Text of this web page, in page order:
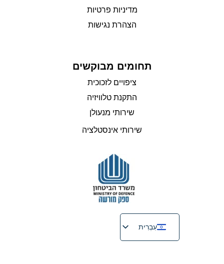
מדיניות פרטיות
הצהרת נגישות
תחומים מבוקשים
ציפויים לזכוכית
התקנת טלוויזיה
שירותי מנעולן
שירותי אינסטלציה
עִבְרִית
English